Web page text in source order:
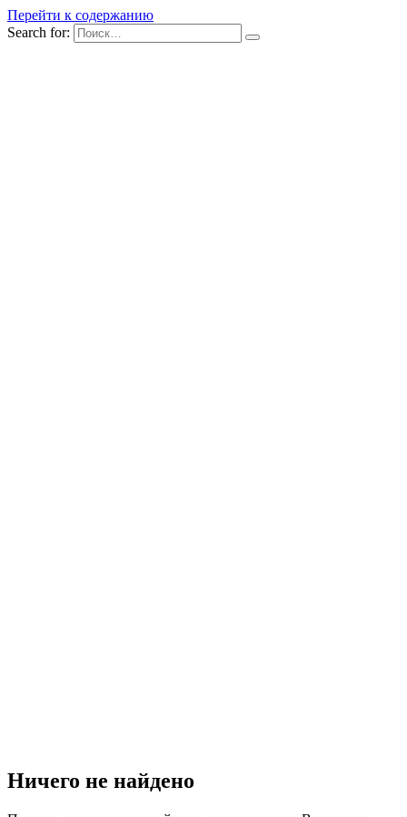
Перейти к содержанию
Search for:
Ничего не найдено